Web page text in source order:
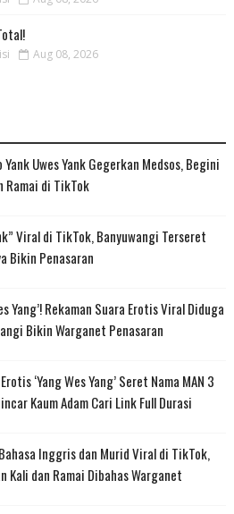
Aug 08, 2026
Uwes Yank Gegerkan Medsos, Begini
Ramai di TikTok
Viral di TikTok, Banyuwangi Terseret
Bikin Penasaran
Yang’! Rekaman Suara Erotis Viral Diduga
Bikin Warganet Penasaran
‘Yang Wes Yang’ Seret Nama MAN 3
Kaum Adam Cari Link Full Durasi
Inggris dan Murid Viral di TikTok,
Kali dan Ramai Dibahas Warganet